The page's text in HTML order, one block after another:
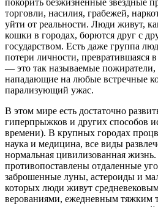
торговли, насилия, грабежей,
уйти от реальности. Люди живут,
кошки в городах, борются друг с
государством. Есть даже группа
потери личности, превратившаяся
— это так называемые
нападающие на любые встречные
парализующий ужас.
В этом мире есть достаточно
гиперпрыжков и других способов
времени). В крупных городах
наука и медицина, все виды
нормальная цивилизованная
противопоставлены отдаленные
заброшенные луны, астероиды и
которых люди живут
верованиями, ежедневным тяжким